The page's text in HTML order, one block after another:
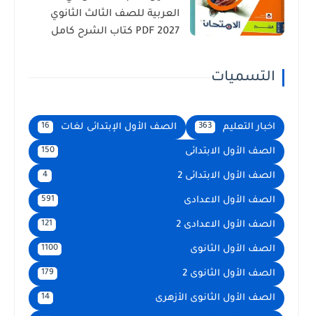
العربية للصف الثالث الثانوي
2027 PDF كتاب الشرح كامل
التسميات
اخبار التعليم 363 الصف الأول الإبتدائى لغات 16
الصف الأول الابتدائى 150
الصف الأول الابتدائى 2 4
الصف الأول الاعدادى 591
الصف الأول الاعدادى 2 121
الصف الأول الثانوى 1100
الصف الأول الثانوى 2 179
الصف الأول الثانوى الأزهرى 14